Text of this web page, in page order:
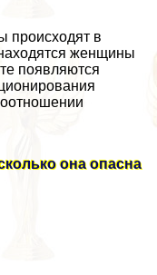
происходят в
женщины
появляются
она опасна